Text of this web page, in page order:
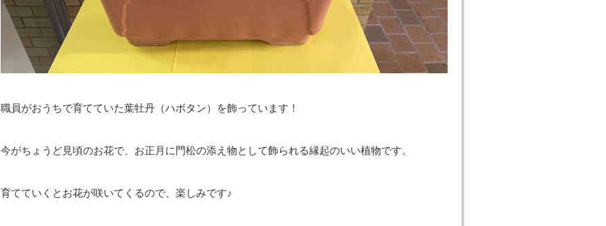
職員がおうちで育てていた葉牡丹（ハボタン）を飾っています！
今がちょうど見頃のお花で、お正月に門松の添え物として飾られる縁起のいい植物です。
育てていくとお花が咲いてくるので、楽しみです♪